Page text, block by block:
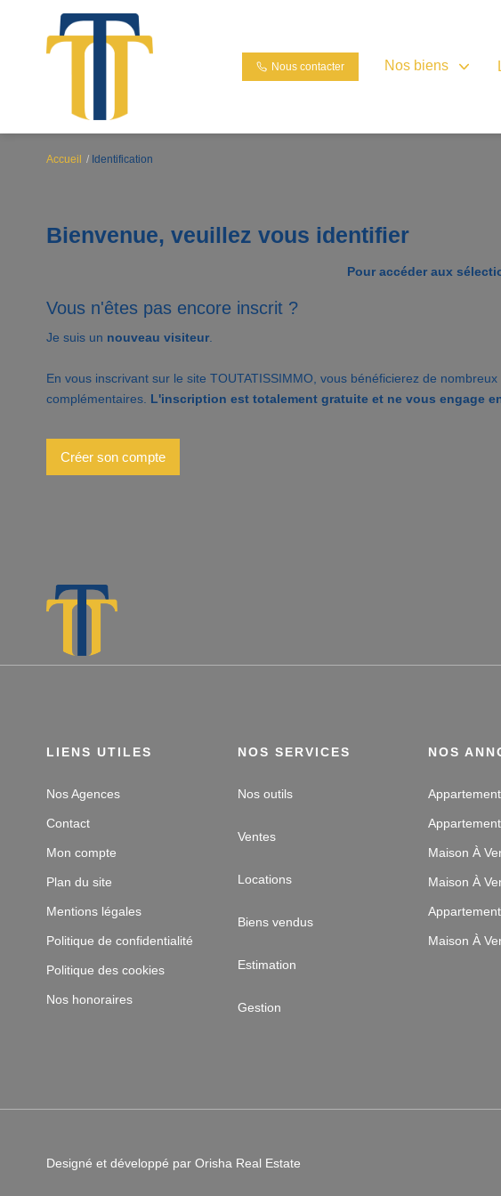
Nous contacter Nos biens
Accueil Identification
Bienvenue, veuillez vous identifier
Pour accéder aux
Vous n'êtes pas encore inscrit ?
Je suis un nouveau visiteur
En vous inscrivant sur le site TOUTATISSIMMO, vous bénéficierez de nombreux
complémentaires. L'inscription est totalement gratuite et ne vous engage
Créer son compte
LIENS UTILES
Nos Agences
Contact
Mon compte
Plan du site
Mentions légales
Politique de confidentialité
Politique des cookies
Nos honoraires
NOS SERVICES
Nos outils
Ventes
Locations
Biens vendus
Estimation
Gestion
NOS
Maison À
Maison À
Maison À
Designé et développé par Orisha Real Estate